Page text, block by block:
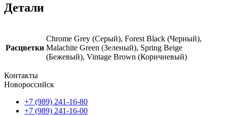
Детали
Расцветки
Chrome Grey (Серый), Forest Black (Черный),
Malachite Green (Зеленый), Spring Beige
(Бежевый), Vintage Brown (Коричневый)
Контакты
Новороссийск
+7 (989) 241-16-80
+7 (989) 241-16-00